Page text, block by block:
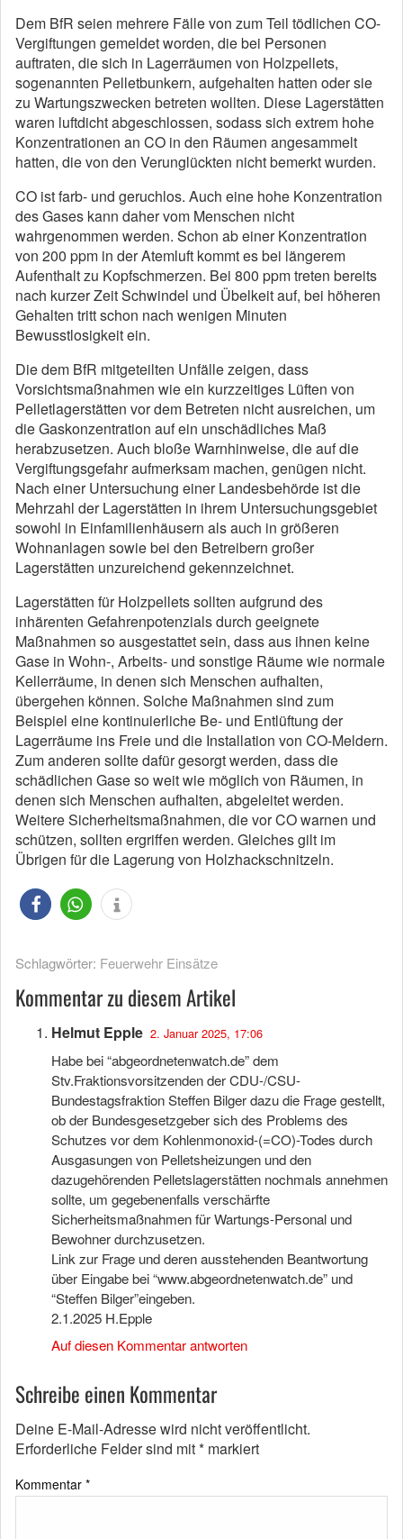
Dem BfR seien mehrere Fälle von zum Teil tödlichen CO-
Vergiftungen gemeldet worden, die bei Personen
auftraten, die sich in Lagerräumen von Holzpellets,
sogenannten Pelletbunkern, aufgehalten hatten oder sie
zu Wartungszwecken betreten wollten. Diese Lagerstätten
waren luftdicht abgeschlossen, sodass sich extrem hohe
Konzentrationen an CO in den Räumen angesammelt
hatten, die von den Verunglückten nicht bemerkt wurden.
CO ist farb- und geruchlos. Auch eine hohe Konzentration
des Gases kann daher vom Menschen nicht
wahrgenommen werden. Schon ab einer Konzentration
von 200 ppm in der Atemluft kommt es bei längerem
Aufenthalt zu Kopfschmerzen. Bei 800 ppm treten bereits
nach kurzer Zeit Schwindel und Übelkeit auf, bei höheren
Gehalten tritt schon nach wenigen Minuten
Bewusstlosigkeit ein.
Die dem BfR mitgeteilten Unfälle zeigen, dass
Vorsichtsmaßnahmen wie ein kurzzeitiges Lüften von
Pelletlagerstätten vor dem Betreten nicht ausreichen, um
die Gaskonzentration auf ein unschädliches Maß
herabzusetzen. Auch bloße Warnhinweise, die auf die
Vergiftungsgefahr aufmerksam machen, genügen nicht.
Nach einer Untersuchung einer Landesbehörde ist die
Mehrzahl der Lagerstätten in ihrem Untersuchungsgebiet
sowohl in Einfamilienhäusern als auch in größeren
Wohnanlagen sowie bei den Betreibern großer
Lagerstätten unzureichend gekennzeichnet.
Lagerstätten für Holzpellets sollten aufgrund des
inhärenten Gefahrenpotenzials durch geeignete
Maßnahmen so ausgestattet sein, dass aus ihnen keine
Gase in Wohn-, Arbeits- und sonstige Räume wie normale
Kellerräume, in denen sich Menschen aufhalten,
übergehen können. Solche Maßnahmen sind zum
Beispiel eine kontinuierliche Be- und Entlüftung der
Lagerräume ins Freie und die Installation von CO-Meldern.
Zum anderen sollte dafür gesorgt werden, dass die
schädlichen Gase so weit wie möglich von Räumen, in
denen sich Menschen aufhalten, abgeleitet werden.
Weitere Sicherheitsmaßnahmen, die vor CO warnen und
schützen, sollten ergriffen werden. Gleiches gilt im
Übrigen für die Lagerung von Holzhackschnitzeln.
Schlagwörter: Feuerwehr Einsätze
Kommentar zu diesem Artikel
Helmut Epple 2. Januar 2025, 17:06
Habe bei “abgeordnetenwatch.de” dem
Stv.Fraktionsvorsitzenden der CDU-/CSU-
Bundestagsfraktion Steffen Bilger dazu die Frage gestellt,
ob der Bundesgesetzgeber sich des Problems des
Schutzes vor dem Kohlenmonoxid-(=CO)-Todes durch
Ausgasungen von Pelletsheizungen und den
dazugehörenden Pelletslagerstätten nochmals annehmen
sollte, um gegebenenfalls verschärfte
Sicherheitsmaßnahmen für Wartungs-Personal und
Bewohner durchzusetzen.
Link zur Frage und deren ausstehenden Beantwortung
über Eingabe bei “www.abgeordnetenwatch.de” und
“Steffen Bilger”eingeben.
2.1.2025 H.Epple
Auf diesen Kommentar antworten
Schreibe einen Kommentar
Deine E-Mail-Adresse wird nicht veröffentlicht.
Erforderliche Felder sind mit* markiert
Kommentar *